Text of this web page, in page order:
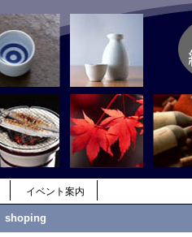
イベント案内
shoping